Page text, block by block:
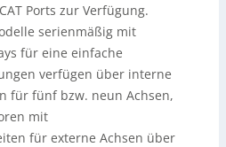
Ports zur Verfügung.
serienmäßig mit
für eine einfache
verfügen über interne
für fünf bzw. neun Achsen,
mit
für externe Achsen über